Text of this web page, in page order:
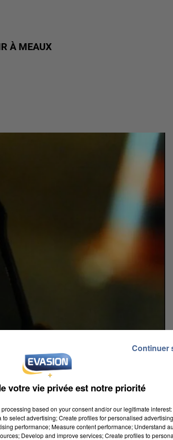
À MEAUX
votre vie privée est notre priorité
based on your consent and/or our legitimate
select advertising; Create profiles for personalised
performance; Measure content performance; Understand
Develop and improve services; Create profiles to
Continuer